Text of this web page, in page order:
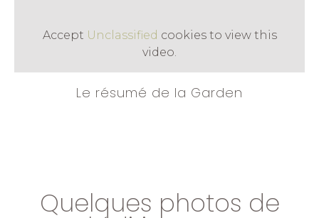
Accept Unclassified cookies to view this
video.
Le résumé de la Garden
Quelques photos de